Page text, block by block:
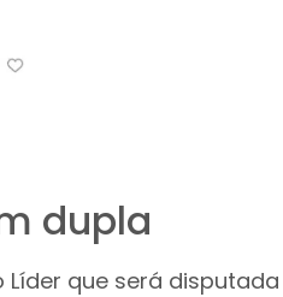
dupla
que será disputada